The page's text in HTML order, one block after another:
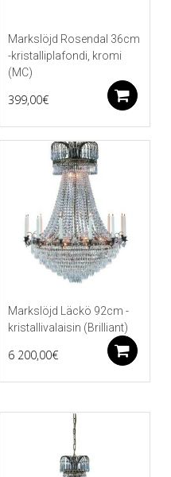
Lisää ostoskoriin
Markslöjd Rosendal 36cm
-kristalliplafondi, kromi
(MC)
399,00€
Markslöjd Läckö 92cm -
kristallivalaisin (Brilliant)
6 200,00€